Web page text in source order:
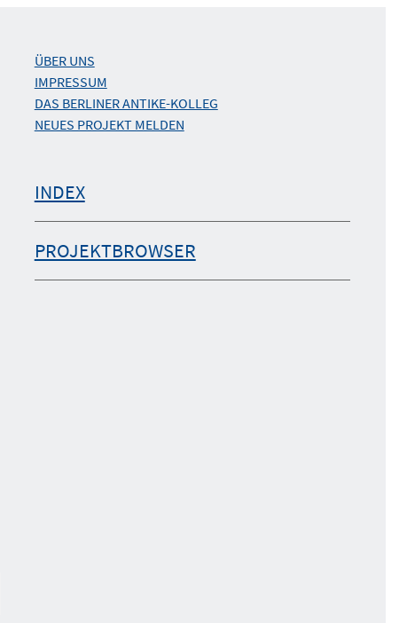
ÜBER UNS
IMPRESSUM
DAS BERLINER ANTIKE-KOLLEG
NEUES PROJEKT MELDEN
INDEX
PROJEKTBROWSER